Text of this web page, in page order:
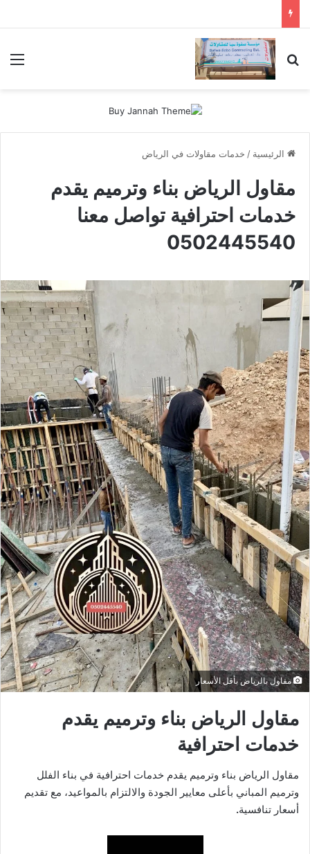
بحث عن
الرئيسية / خدمات مقاولات في الرياض
مقاول الرياض بناء وترميم يقدم
خدمات احترافية تواصل معنا
0502445540
مقاول بالرياض بأقل الأسعار
مقاول الرياض بناء وترميم يقدم
خدمات احترافية
مقاول الرياض بناء وترميم يقدم خدمات احترافية في بناء الفلل
وترميم المباني بأعلى معايير الجودة والالتزام بالمواعيد، مع تقديم
أسعار تنافسية.